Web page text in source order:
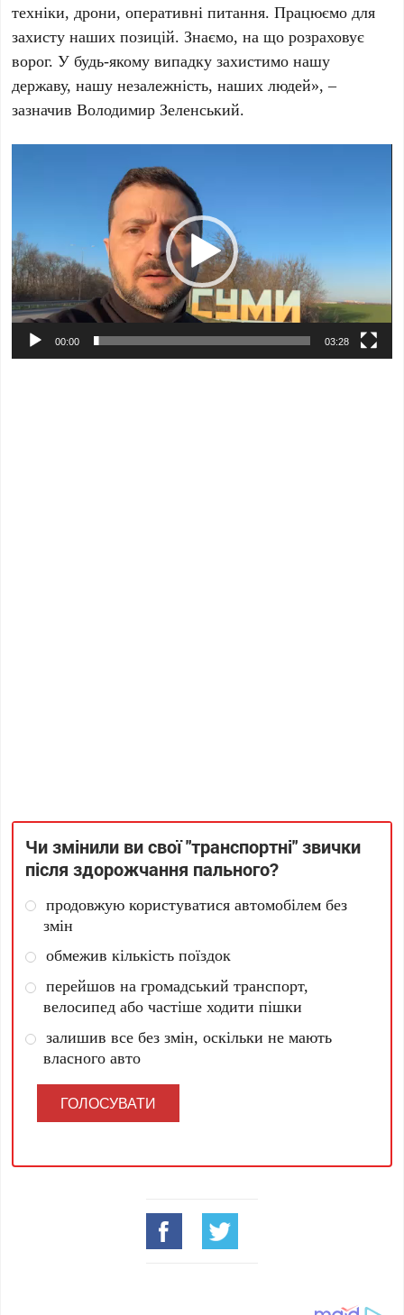
техніки, дрони, оперативні питання. Працюємо для
захисту наших позицій. Знаємо, на що розраховує
ворог. У будь-якому випадку захистимо нашу
державу, нашу незалежність, наших людей», –
зазначив Володимир Зеленський.
00:00 03:28
Чи змінили ви свої "транспортні" звички
після здорожчання пального?
продовжую користуватися автомобілем без
змін
обмежив кількість поїздок
перейшов на громадський транспорт,
велосипед або частіше ходити пішки
залишив все без змін, оскільки не мають
власного авто